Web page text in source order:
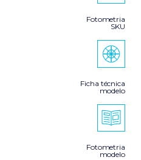
Fotometria
SKU
Ficha técnica
modelo
Fotometria
modelo